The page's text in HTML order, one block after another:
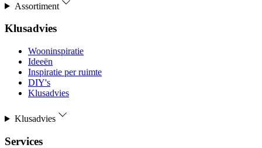
Assortiment
Klusadvies
Wooninspiratie
Ideeën
Inspiratie per ruimte
DIY's
Klusadvies
Klusadvies
Services